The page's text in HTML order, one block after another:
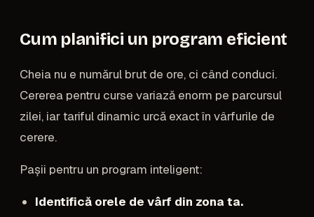
Cum planifici un program eficient
Cheia nu e numărul brut de ore, ci când conduci.
Cererea pentru curse variază enorm pe parcursul
zilei, iar tariful dinamic urcă exact în vârfurile de
cerere.
Pașii pentru un program inteligent:
Identifică orele de vârf din zona ta.